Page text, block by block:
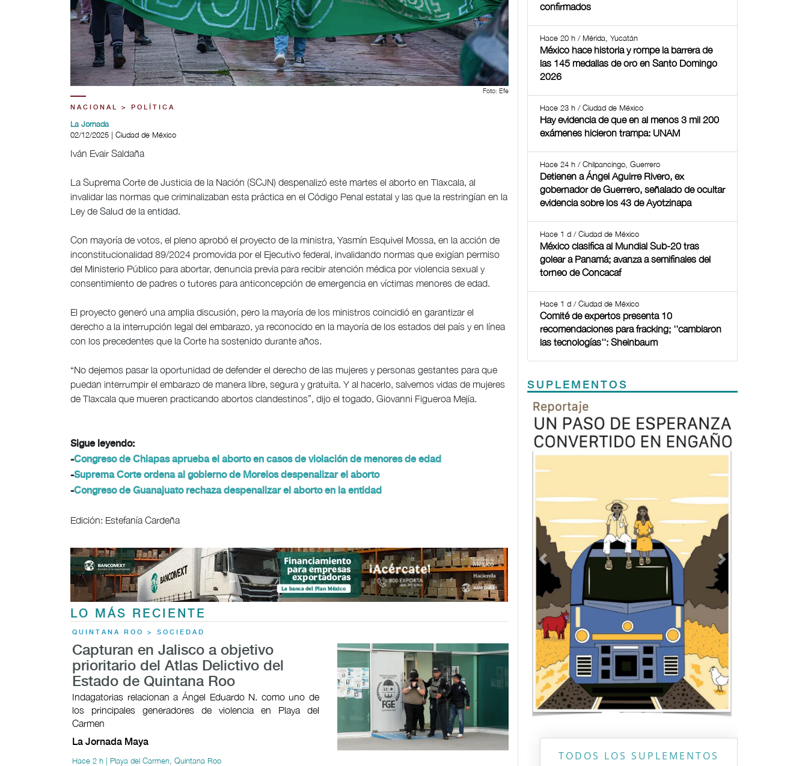
Foto: Efe
NACIONAL > POLÍTICA
La Jornada
02/12/2025 | Ciudad de México
Iván Evair Saldaña
La Suprema Corte de Justicia de la Nación (SCJN) despenalizó este martes el aborto en Tlaxcala, al
invalidar las normas que criminalizaban esta práctica en el Código Penal estatal y las que la restringían en la
Ley de Salud de la entidad.
Con mayoría de votos, el pleno aprobó el proyecto de la ministra, Yasmín Esquivel Mossa, en la acción de
inconstitucionalidad 89/2024 promovida por el Ejecutivo federal, invalidando normas que exigían permiso
del Ministerio Público para abortar, denuncia previa para recibir atención médica por violencia sexual y
consentimiento de padres o tutores para anticoncepción de emergencia en víctimas menores de edad.
El proyecto generó una amplia discusión, pero la mayoría de los ministros coincidió en garantizar el
derecho a la interrupción legal del embarazo, ya reconocido en la mayoría de los estados del país y en línea
con los precedentes que la Corte ha sostenido durante años.
“No dejemos pasar la oportunidad de defender el derecho de las mujeres y personas gestantes para que
puedan interrumpir el embarazo de manera libre, segura y gratuita. Y al hacerlo, salvemos vidas de mujeres
de Tlaxcala que mueren practicando abortos clandestinos”, dijo el togado, Giovanni Figueroa Mejía.
Sigue leyendo:
-Congreso de Chiapas aprueba el aborto en casos de violación de menores de edad
-Suprema Corte ordena al gobierno de Morelos despenalizar el aborto
-Congreso de Guanajuato rechaza despenalizar el aborto en la entidad
Edición: Estefanía Cardeña
LO MÁS RECIENTE
QUINTANA ROO > SOCIEDAD
Capturan en Jalisco a objetivo
prioritario del Atlas Delictivo del
Estado de Quintana Roo
Indagatorias relacionan a Ángel Eduardo N. como uno de
los principales generadores de violencia en Playa del
Carmen
La Jornada Maya
Hace 2 h | Playa del Carmen, Quintana Roo
confirmados
Hace 20 h / Mérida, Yucatán
México hace historia y rompe la barrera de
las 145 medallas de oro en Santo Domingo
2026
Hace 23 h / Ciudad de México
Hay evidencia de que en al menos 3 mil 200
exámenes hicieron trampa: UNAM
Hace 24 h / Chilpancingo, Guerrero
Detienen a Ángel Aguirre Rivero, ex
gobernador de Guerrero, señalado de ocultar
evidencia sobre los 43 de Ayotzinapa
Hace 1 d / Ciudad de México
México clasifica al Mundial Sub-20 tras
golear a Panamá; avanza a semifinales del
torneo de Concacaf
Hace 1 d / Ciudad de México
Comité de expertos presenta 10
recomendaciones para fracking; ''cambiaron
las tecnologías'': Sheinbaum
SUPLEMENTOS
Previous Next
TODOS LOS SUPLEMENTOS